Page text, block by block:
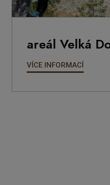
areál Velká
VÍCE INFORMACÍ